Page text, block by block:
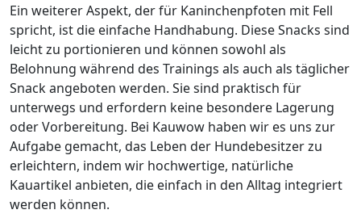
Ein weiterer Aspekt, der für Kaninchenpfoten mit Fell
spricht, ist die einfache Handhabung. Diese Snacks sind
leicht zu portionieren und können sowohl als
Belohnung während des Trainings als auch als täglicher
Snack angeboten werden. Sie sind praktisch für
unterwegs und erfordern keine besondere Lagerung
oder Vorbereitung. Bei Kauwow haben wir es uns zur
Aufgabe gemacht, das Leben der Hundebesitzer zu
erleichtern, indem wir hochwertige, natürliche
Kauartikel anbieten, die einfach in den Alltag integriert
werden können.